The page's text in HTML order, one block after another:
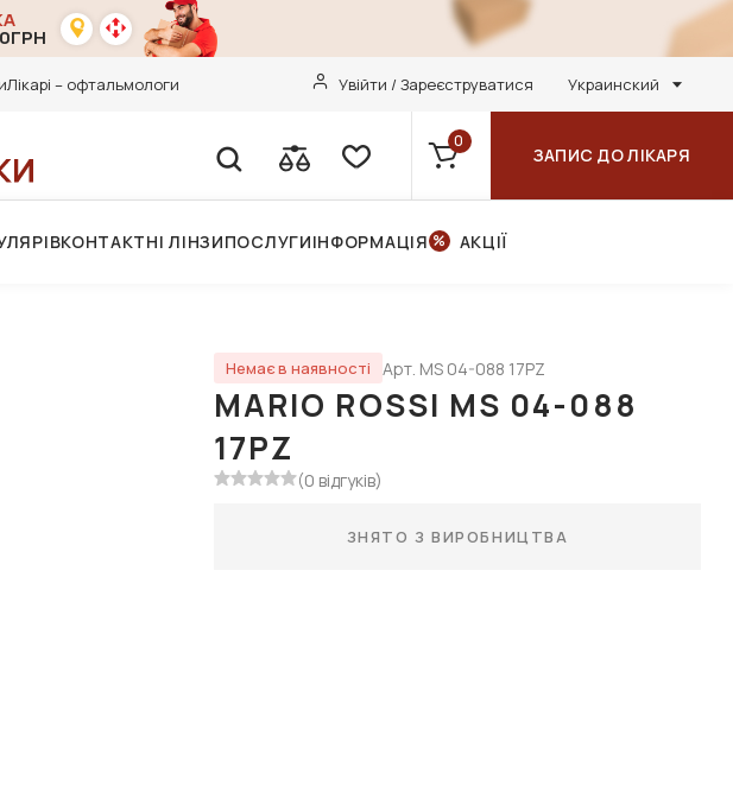
Лікарі – офтальмологи Увійти / Зареєструватися Украинский
0
ЗАПИС ДО ЛІКАРЯ
КОНТАКТНІ ЛІНЗИПОСЛУГИІНФОРМАЦІЯ АКЦІЇ
Немає в наявності Арт. MS 04-088 17PZ
MARIO ROSSI MS 04-088
17PZ
(0 відгуків)
ЗНЯТО З ВИРОБНИЦТВА